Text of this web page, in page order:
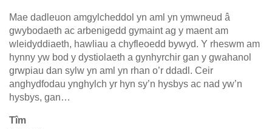
Mae dadleuon amgylcheddol yn aml yn ymwneud â
gwybodaeth ac arbenigedd gymaint ag y maent am
wleidyddiaeth, hawliau a chyfleoedd bywyd. Y rheswm am
hynny yw bod y dystiolaeth a gynhyrchir gan y gwahanol
grwpiau dan sylw yn aml yn rhan o’r ddadl. Ceir
anghydfodau ynghylch yr hyn sy’n hysbys ac nad yw’n
hysbys, gan…
Tîm